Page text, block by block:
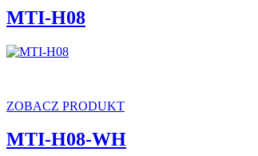
MTI-H08
ZOBACZ PRODUKT
MTI-H08-WH